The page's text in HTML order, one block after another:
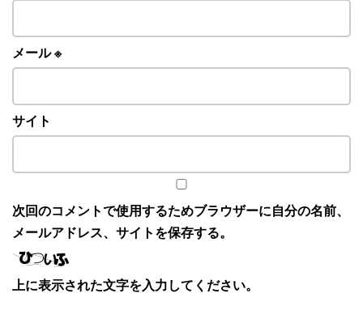
メール※
サイト
次回のコメントで使用するためブラウザーに自分の名前、
メールアドレス、サイトを保存する。
上に表示された文字を入力してください。